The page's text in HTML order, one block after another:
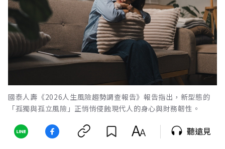
國泰人壽《2026人生風險趨勢調查報告》報告指出，新型態的
「孤獨與孤立風險」正悄悄侵蝕現代人的身心與財務韌性。
聽遠見